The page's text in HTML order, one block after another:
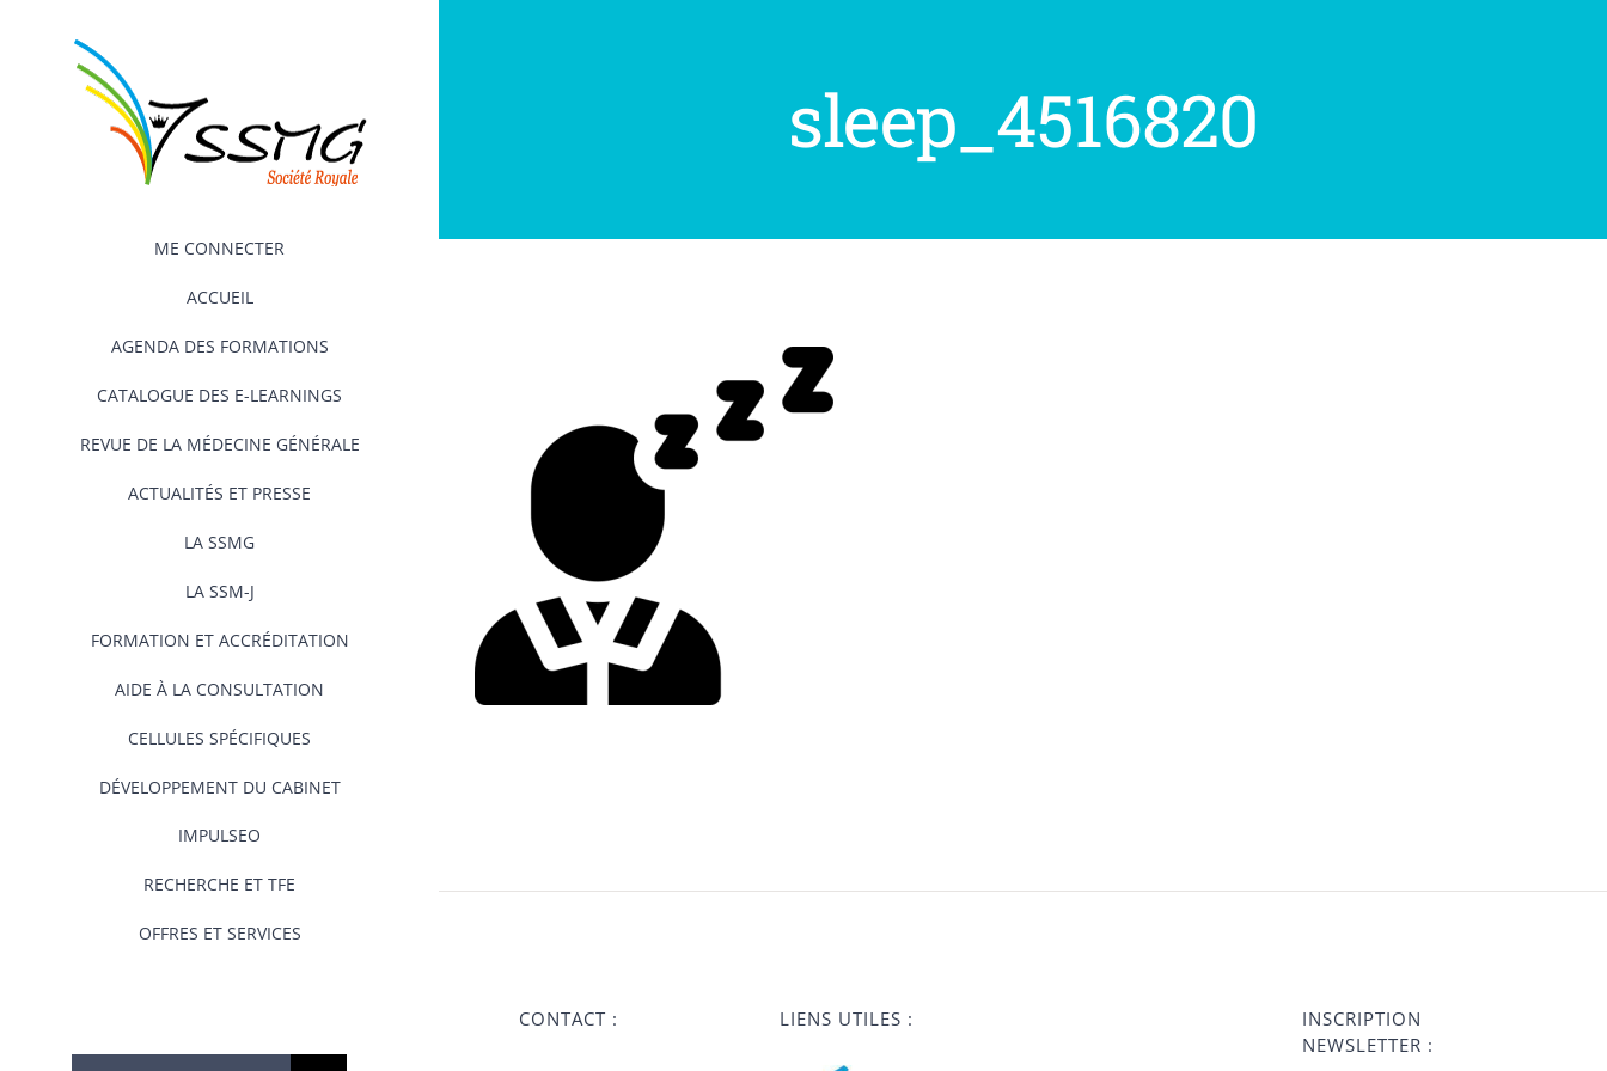
ME CONNECTER
ACCUEIL
AGENDA DES FORMATIONS
CATALOGUE DES E-LEARNINGS
REVUE DE LA MÉDECINE GÉNÉRALE
ACTUALITÉS ET PRESSE
LA SSMG
LA SSM-J
FORMATION ET ACCRÉDITATION
AIDE À LA CONSULTATION
CELLULES SPÉCIFIQUES
DÉVELOPPEMENT DU CABINET
IMPULSEO
RECHERCHE ET TFE
OFFRES ET SERVICES
sleep_4516820
CONTACT : LIENS UTILES :
INSCRIPTION
NEWSLETTER :